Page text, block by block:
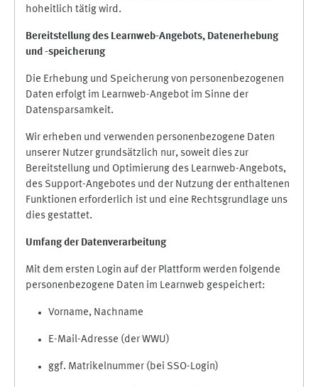
hoheitlich tätig wird.
Bereitstellung des Learnweb-Angebots, Datenerhebung
und -speicherung
Die Erhebung und Speicherung von personenbezogenen
Daten erfolgt im Learnweb-Angebot im Sinne der
Datensparsamkeit.
Wir erheben und verwenden personenbezogene Daten
unserer Nutzer grundsätzlich nur, soweit dies zur
Bereitstellung und Optimierung des Learnweb-Angebots,
des Support-Angebotes und der Nutzung der enthaltenen
Funktionen erforderlich ist und eine Rechtsgrundlage uns
dies gestattet.
Umfang der Datenverarbeitung
Mit dem ersten Login auf der Plattform werden folgende
personenbezogene Daten im Learnweb gespeichert:
Vorname, Nachname
E-Mail-Adresse (der WWU)
ggf. Matrikelnummer (bei SSO-Login)